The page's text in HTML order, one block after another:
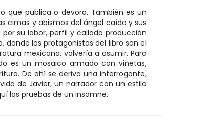
que publica o devora. También es un
cimas y abismos del ángel caído y sus
su labor, perfil y callada producción
donde los protagonistas del libro son el
mexicana, volvería a asumir. Para
es un mosaico armado con viñetas,
De ahí se deriva una interrogante,
de Javier, un narrador con un estilo
las pruebas de un insomne.